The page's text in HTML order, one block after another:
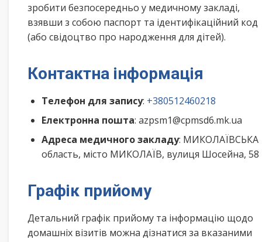
зробити безпосередньо у медичному закладі,
взявши з собою паспорт та ідентифікаційний код
(або свідоцтво про народження для дітей).
Контактна інформація
Телефон для запису: +380512460218
Електронна пошта: azpsm1@cpmsd6.mk.ua
Адреса медичного закладу: МИКОЛАЇВСЬКА
область, місто МИКОЛАЇВ, вулиця Шосейна, 58
Графік прийому
Детальний графік прийому та інформацію щодо
домашніх візитів можна дізнатися за вказаними